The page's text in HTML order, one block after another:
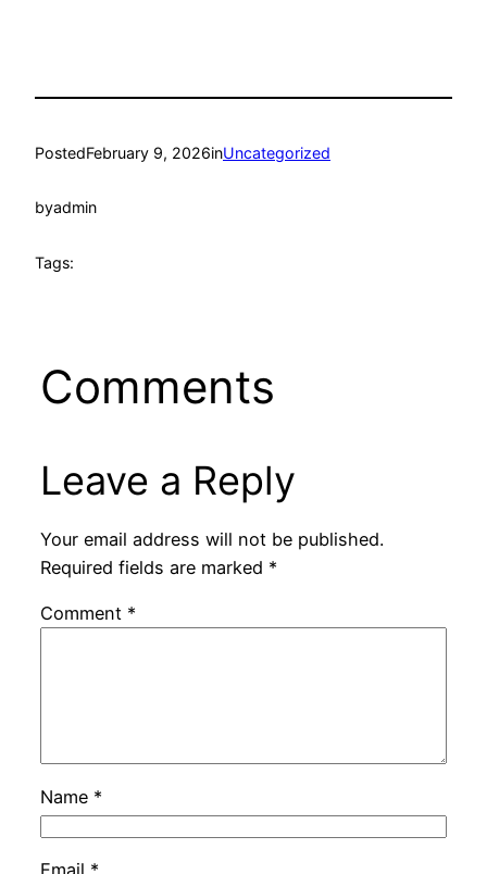
PostedFebruary 9, 2026inUncategorized
byadmin
Tags:
Comments
Leave a Reply
Your email address will not be published.
Required fields are marked *
Comment *
Name *
Email *